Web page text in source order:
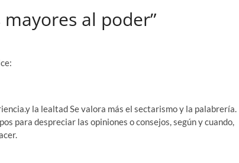
mayores al poder”
la lealtad Se valora más el sectarismo y la palabrería.
para despreciar las opiniones o consejos, según y cuando,